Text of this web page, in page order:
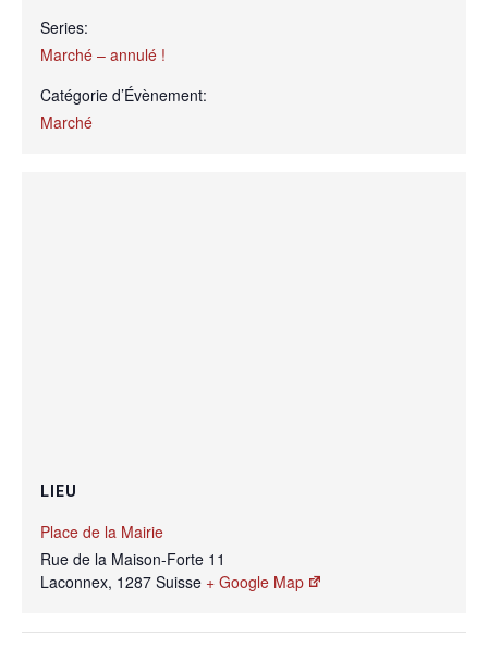
Series:
Marché – annulé !
Catégorie d’Évènement:
Marché
LIEU
Place de la Mairie
Rue de la Maison-Forte 11
Laconnex, 1287 Suisse + Google Map